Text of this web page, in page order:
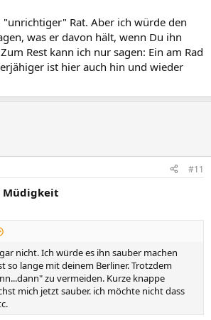
Rat. Aber ich würde den
was er davon hält, wenn Du ihn
Rest kann ich nur sagen: Ein am Rad
ist hier auch hin und wieder
#11
Müdigkeit
nicht. Ich würde es ihn sauber machen
so lange mit deinem Berliner. Trotzdem
zu vermeiden. Kurze knappe
mich jetzt sauber. ich möchte nicht dass